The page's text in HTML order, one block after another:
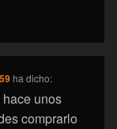
ha dicho:
unos
comprarlo